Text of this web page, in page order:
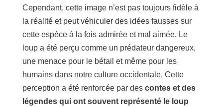
Cependant, cette image n’est pas toujours fidèle à
la réalité et peut véhiculer des idées fausses sur
cette espèce à la fois admirée et mal aimée. Le
loup a été perçu comme un prédateur dangereux,
une menace pour le bétail et même pour les
humains dans notre culture occidentale. Cette
perception a été renforcée par descontes et des
légendes qui ont souvent représenté le loup